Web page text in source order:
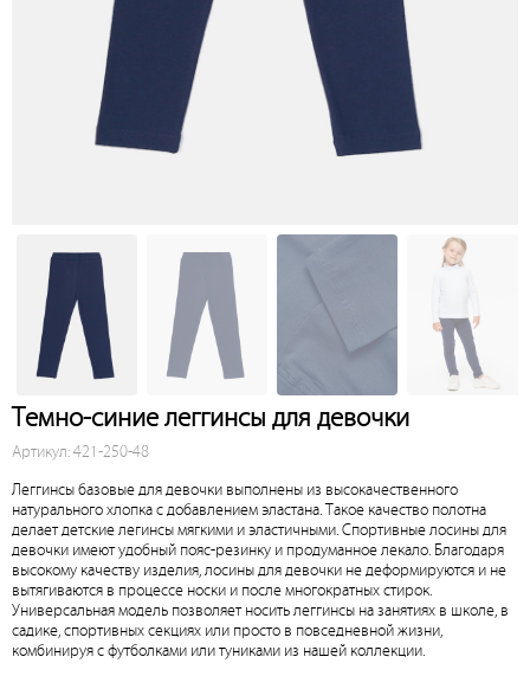
Темно-синие леггинсы для девочки
Артикул: 421-250-48
Леггинсы базовые для девочки выполнены из высокачественного
натурального хлопка с добавлением эластана. Такое качество полотна
делает детские легинсы мягкими и эластичными. Спортивные лосины для
девочки имеют удобный пояс-резинку и продуманное лекало. Благодаря
высокому качеству изделия, лосины для девочки не деформируются и не
вытягиваются в процессе носки и после многократных стирок.
Универсальная модель позволяет носить леггинсы на занятиях в школе, в
садике, спортивных секциях или просто в повседневной жизни,
комбинируя с футболками или туниками из нашей коллекции.